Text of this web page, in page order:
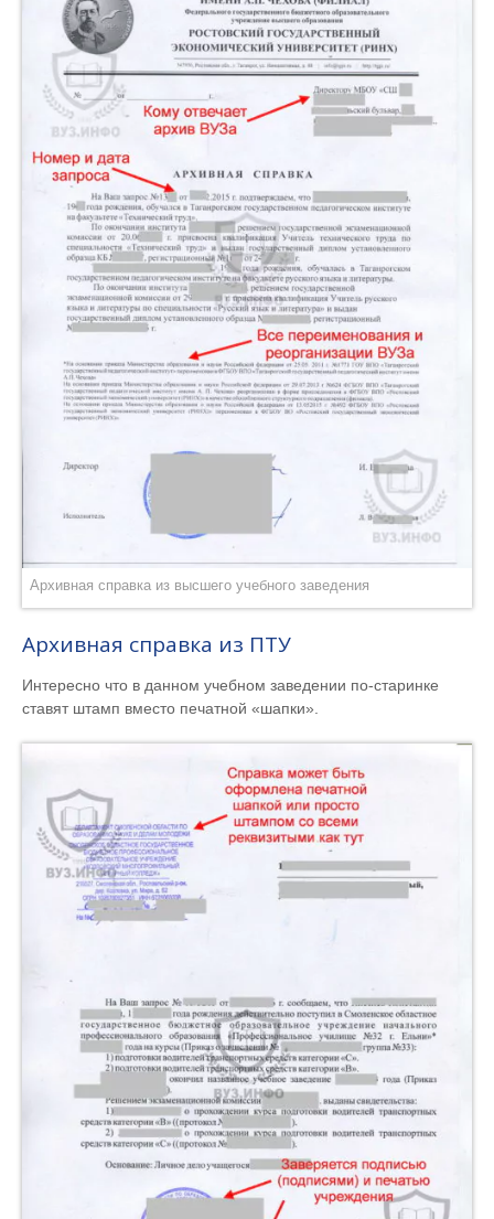
Архивная справка из высшего учебного заведения
Архивная справка из ПТУ
Интересно что в данном учебном заведении по-старинке
ставят штамп вместо печатной «шапки».